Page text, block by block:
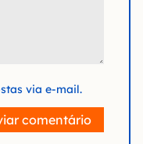
via e-mail.
comentário